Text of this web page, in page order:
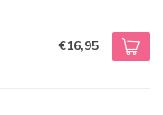
€16,95